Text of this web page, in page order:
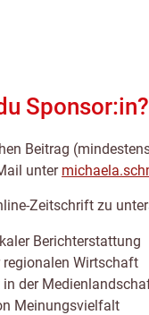
Sponsor:in?
Beitrag
unter
Zeitschrift zu
Berichterstattung
regionalen Wirtschaft
der
Meinungsvielfalt